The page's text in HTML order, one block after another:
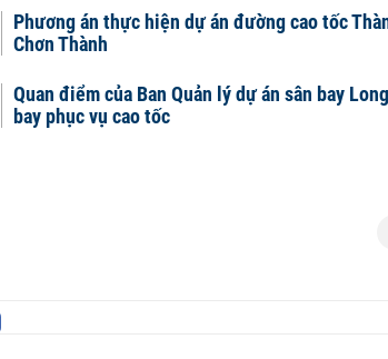
Phương án thực hiện dự án đường cao tốc
Chơn Thành
Quan điểm của Ban Quản lý dự án sân bay
bay phục vụ cao tốc